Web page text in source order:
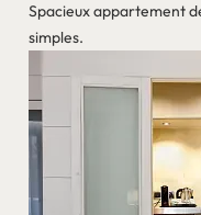
Spacieux appartement
simples.